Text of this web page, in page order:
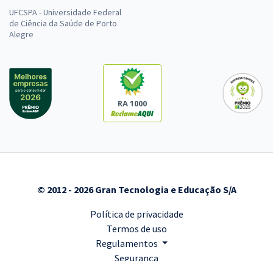
UFCSPA - Universidade Federal
de Ciência da Saúde de Porto
Alegre
RA 1000
© 2012 - 2026 Gran Tecnologia e Educação S/A
Política de privacidade
Termos de uso
Regulamentos
Segurança